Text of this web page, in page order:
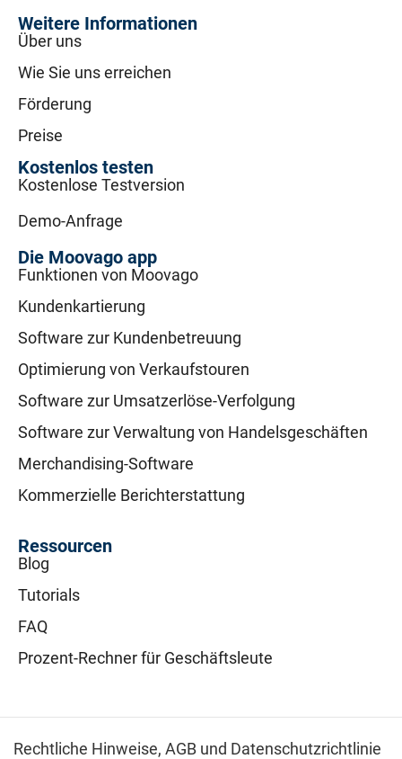
Weitere Informationen
Über uns
Wie Sie uns erreichen
Förderung
Preise
Kostenlos testen
Kostenlose Testversion
Demo-Anfrage
Die Moovago app
Funktionen von Moovago
Kundenkartierung
Software zur Kundenbetreuung
Optimierung von Verkaufstouren
Software zur Umsatzerlöse-Verfolgung
Software zur Verwaltung von Handelsgeschäften
Merchandising-Software
Kommerzielle Berichterstattung
Ressourcen
Blog
Tutorials
FAQ
Prozent-Rechner für Geschäftsleute
Rechtliche Hinweise, AGB und Datenschutzrichtlinie